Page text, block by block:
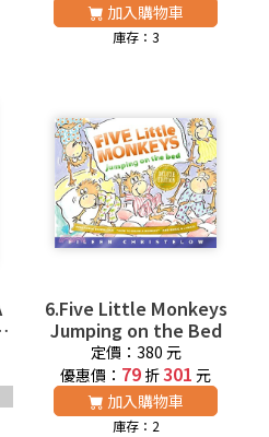
加入購物車
庫存：3
6.Five Little Monkeys
Jumping on the Bed
定價：380 元
優惠價： 79 折301 元
加入購物車
庫存：2